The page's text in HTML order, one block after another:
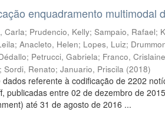
enquadramento multimodal
Carla; Prudencio, Kelly;Sampaio, Rafael;
;Anacleto, Helen; Lopes, Luiz;
; Petrucci, Gabriela; Franco, Crislaine
;Sordi, Renato;Januario, Priscila (2018)
dados referente à codificação de 2202
publicadas entre 02 de dezembro de
até 31 de agosto de 2016 ...